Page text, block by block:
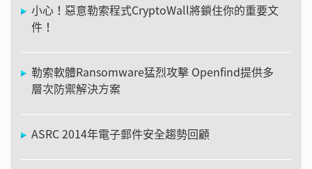
小心！惡意勒索程式CryptoWall將鎖住你的重要文
件！
勒索軟體Ransomware猛烈攻擊 Openfind提供多
層次防禦解決方案
ASRC 2014年電子郵件安全趨勢回顧